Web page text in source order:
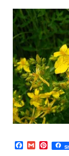
Facebook
Gmail